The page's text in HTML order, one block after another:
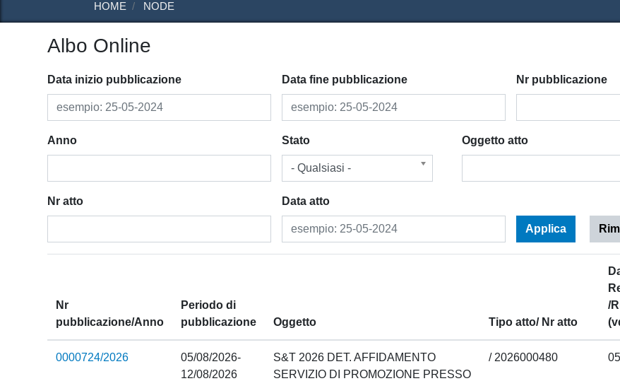
HOME NODE
Albo Online
Data inizio pubblicazione Data fine pubblicazione Nr pubblicazione
Anno Stato
- Qualsiasi -
Oggetto atto
​Nr atto Data atto
Applica
Nr
pubblicazione/Anno
Periodo di
pubblicazione
Oggetto Tipo atto/ Nr atto
/
0000724/2026
05/08/2026-
12/08/2026
S&T 2026 DET. AFFIDAMENTO
SERVIZIO DI PROMOZIONE PRESSO
/ 2026000480